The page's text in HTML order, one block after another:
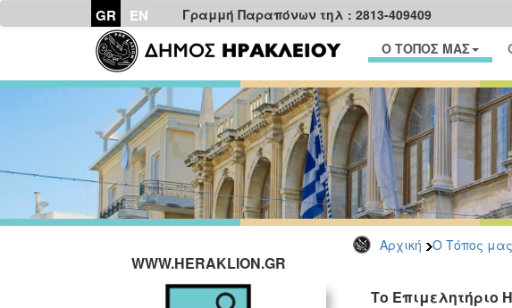
GR EN Γραμμή Παραπόνων τηλ : 2813-409409
Ο ΤΟΠΟΣ ΜΑΣ
Αρχική Ο Τόπος μας
WWW.HERAKLION.GR
Το Επιμελητήριο